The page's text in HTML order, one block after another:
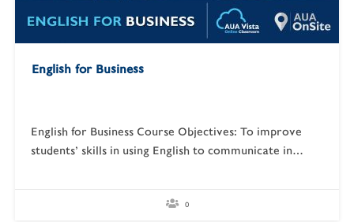
เขียนอีเมลธุรกิจอย่างเป็นระบบ Workplace
Correspondence: การติดต่อสื่อสารในที่ทำงาน Diplomatic
and Clear Writing: การเขียนที่สุภาพและชัดเจน
Negotiation and Action-Oriented Language: การสื่อสาร
English for Business
English for Business Course Objectives: To improve
students’ skills in using English to communicate in
presenting proposals, email writing and report writing
To raise students’ confidence in using English to
0